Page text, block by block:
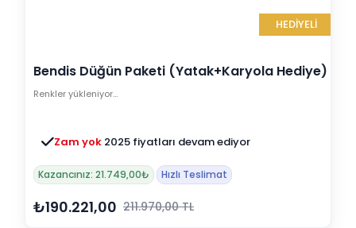
HEDİYELİ
Bendis Düğün Paketi (Yatak+Karyola Hediye)
Renkler yükleniyor…
Zam yok 2025 fiyatları devam ediyor
Kazancınız: 21.749,00₺ Hızlı Teslimat
₺190.221,00 211.970,00 TL